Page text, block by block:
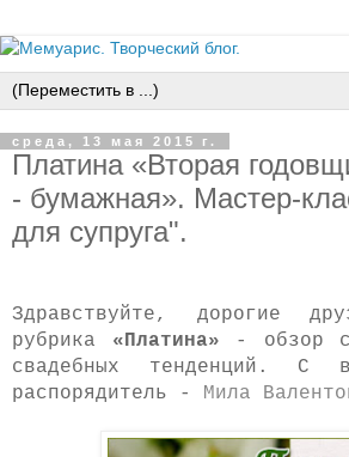
среда, 13 мая 2015 г.
Платина «Вторая
- бумажная». Мастер-
для супруга".
Здравствуйте, дорогие
рубрика «Платина» - обзор
свадебных тенденций. С
распорядитель - Мила